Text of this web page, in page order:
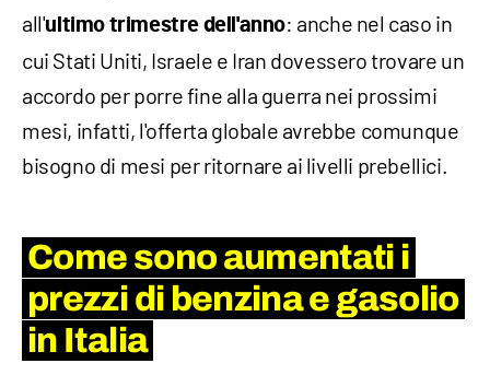
all'ultimo trimestre dell'anno: anche nel caso in
cui Stati Uniti, Israele e Iran dovessero trovare un
accordo per porre fine alla guerra nei prossimi
mesi, infatti, l'offerta globale avrebbe comunque
bisogno di mesi per ritornare ai livelli prebellici.
Come sono aumentati i
prezzi di benzina e gasolio
in Italia